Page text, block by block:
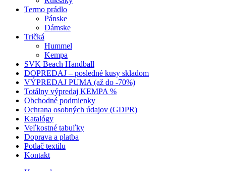
Termo prádlo
Pánske
Dámske
Tričká
Hummel
Kempa
SVK Beach Handball
DOPREDAJ – posledné kusy skladom
VÝPREDAJ PUMA (až do -70%)
Totálny výpredaj KEMPA %
Obchodné podmienky
Ochrana osobných údajov (GDPR)
Katalógy
Veľkostné tabuľky
Doprava a platba
Potlač textilu
Kontakt